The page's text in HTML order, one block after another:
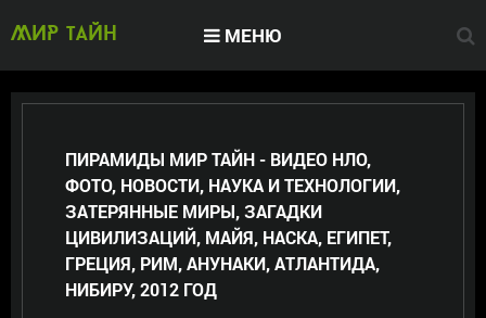
МИР тайн МЕНЮ
ПИРАМИДЫ МИР ТАЙН - ВИДЕО НЛО,
ФОТО, НОВОСТИ, НАУКА И ТЕХНОЛОГИИ,
ЗАТЕРЯННЫЕ МИРЫ, ЗАГАДКИ
ЦИВИЛИЗАЦИЙ, МАЙЯ, НАСКА, ЕГИПЕТ,
ГРЕЦИЯ, РИМ, АНУНАКИ, АТЛАНТИДА,
НИБИРУ, 2012 ГОД